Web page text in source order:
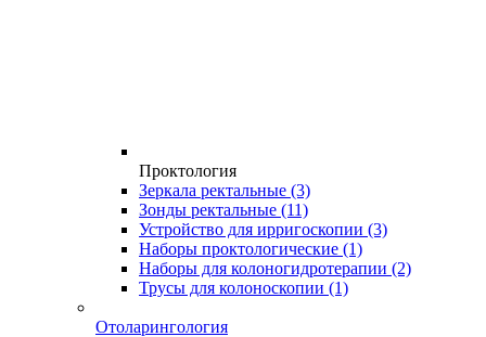
Проктология
Зеркала ректальные (3)
Зонды ректальные (11)
Устройство для ирригоскопии (3)
Наборы проктологические (1)
Наборы для колоногидротерапии (2)
Трусы для колоноскопии (1)
Отоларингология